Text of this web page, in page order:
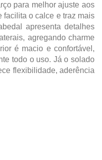
para melhor ajuste aos
facilita o calce e traz mais
apresenta detalhes
agregando charme
é macio e confortável,
todo o uso. Já o solado
flexibilidade, aderência